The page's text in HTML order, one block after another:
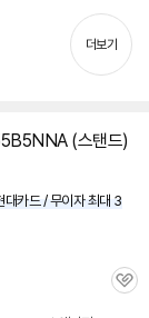
기
더보기
(스탠드)
카드 / 무이자 최대 3
관